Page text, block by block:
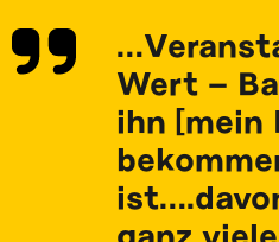
Wert –
ihn [mein